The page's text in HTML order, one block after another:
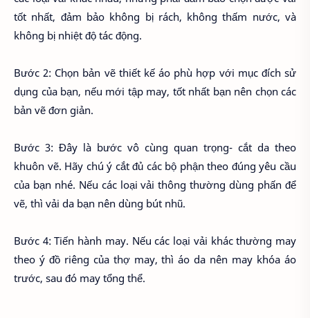
tốt nhất, đảm bảo không bị rách, không thấm nước, và
không bị nhiệt độ tác động.
Bước 2: Chọn bản vẽ thiết kế áo phù hợp với mục đích sử
dụng của bạn, nếu mới tập may, tốt nhất bạn nên chọn các
bản vẽ đơn giản.
Bước 3: Đây là bước vô cùng quan trọng- cắt da theo
khuôn vẽ. Hãy chú ý cắt đủ các bộ phận theo đúng yêu cầu
của bạn nhé. Nếu các loại vải thông thường dùng phấn để
vẽ, thì vải da bạn nên dùng bút nhũ.
Bước 4: Tiến hành may. Nếu các loại vải khác thường may
theo ý đồ riêng của thợ may, thì áo da nên may khóa áo
trước, sau đó may tổng thể.